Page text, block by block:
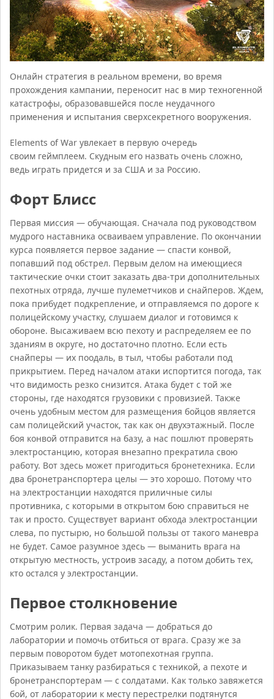
Онлайн стратегия в реальном времени, во время
прохождения кампании, переносит нас в мир техногенной
катастрофы, образовавшейся после неудачного
применения и испытания сверхсекретного вооружения.
Elements of War увлекает в первую очередь
своим геймплеем. Скудным его назвать очень сложно,
ведь играть придется и за США и за Россию.
Форт Блисс
Первая миссия — обучающая. Сначала под руководством
мудрого наставника осваиваем управление. По окончании
курса появляется первое задание — спасти конвой,
попавший под обстрел. Первым делом на имеющиеся
тактические очки стоит заказать два-три дополнительных
пехотных отряда, лучше пулеметчиков и снайперов. Ждем,
пока прибудет подкрепление, и отправляемся по дороге к
полицейскому участку, слушаем диалог и готовимся к
обороне. Высаживаем всю пехоту и распределяем ее по
зданиям в округе, но достаточно плотно. Если есть
снайперы — их поодаль, в тыл, чтобы работали под
прикрытием. Перед началом атаки испортится погода, так
что видимость резко снизится. Атака будет с той же
стороны, где находятся грузовики с провизией. Также
очень удобным местом для размещения бойцов является
сам полицейский участок, так как он двухэтажный. После
боя конвой отправится на базу, а нас пошлют проверять
электростанцию, которая внезапно прекратила свою
работу. Вот здесь может пригодиться бронетехника. Если
два бронетранспортера целы — это хорошо. Потому что
на электростанции находятся приличные силы
противника, с которыми в открытом бою справиться не
так и просто. Существует вариант обхода электростанции
слева, по пустырю, но большой пользы от такого маневра
не будет. Самое разумное здесь — выманить врага на
открытую местность, устроив засаду, а потом добить тех,
кто остался у электростанции.
Первое столкновение
Смотрим ролик. Первая задача — добраться до
лаборатории и помочь отбиться от врага. Сразу же за
первым поворотом будет мотопехотная группа.
Приказываем танку разбираться с техникой, а пехоте и
бронетранспортерам — с солдатами. Как только завяжется
бой, от лаборатории к месту перестрелки подтянутся